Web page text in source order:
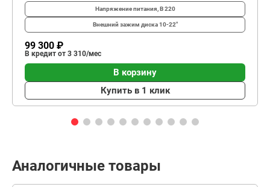
Напряжение питания, В220
Внешний зажим диска10-22"
99 300 ₽
В кредит от 3 310/мес
В корзину
Купить в 1 клик
Аналогичные товары